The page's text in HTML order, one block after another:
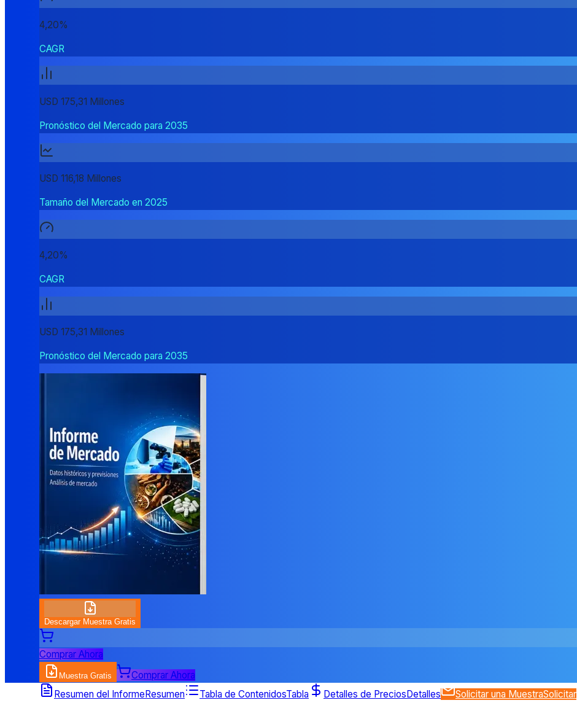
4,20%
CAGR
USD 175,31 Millones
Pronóstico del Mercado para 2035
USD 116,18 Millones
Tamaño del Mercado en 2025
4,20%
CAGR
USD 175,31 Millones
Pronóstico del Mercado para 2035
Descargar Muestra Gratis
Comprar Ahora
Muestra Gratis
Comprar Ahora
Resumen del InformeResumen Tabla de ContenidosTabla Detalles de PreciosDetalles Solicitar una MuestraSolicitar